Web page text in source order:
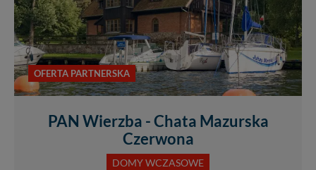
OFERTA PARTNERSKA
PAN Wierzba - Chata Mazurska
Czerwona
DOMY WCZASOWE